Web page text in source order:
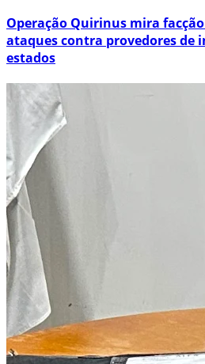
Operação Quirinus mira
ataques contra provedores de
estados